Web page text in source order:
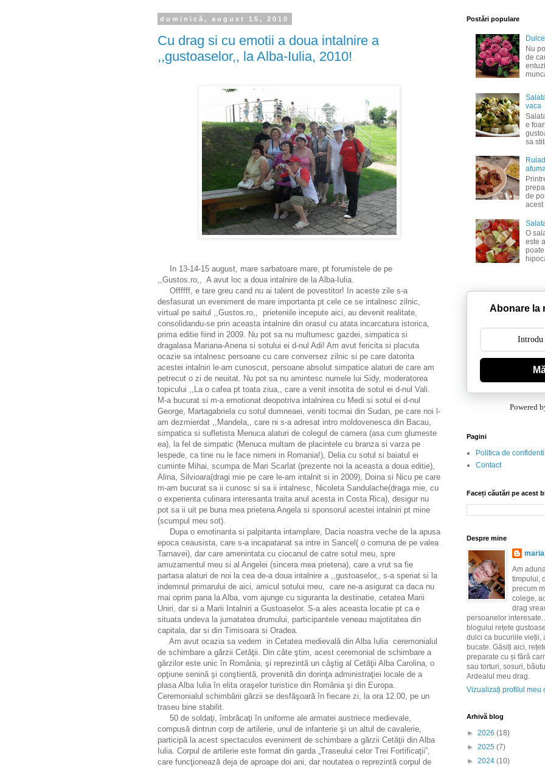
duminică, august 15, 2010
Cu drag si cu emotii a doua intalnire a
,,gustoaselor,, la Alba-Iulia, 2010!
In 13-14-15 august, mare sarbatoare mare, pt forumistele de pe
,,Gustos.ro,, A avut loc a doua intalnire de la Alba-Iulia.
Offffff, e tare greu cand nu ai talent de povestitor! In aceste zile s-a
desfasurat un eveniment de mare importanta pt cele ce se intalnesc zilnic,
virtual pe saitul ,,Gustos.ro,, prieteniile incepute aici, au devenit realitate,
consolidandu-se prin aceasta intalnire din orasul cu atata incarcatura istorica,
prima editie fiind in 2009. Nu pot sa nu multumesc gazdei, simpatica si
dragalasa Mariana-Anena si sotului ei d-nul Adi! Am avut fericita si placuta
ocazie sa intalnesc persoane cu care conversez zilnic si pe care datorita
acestei intalniri le-am cunoscut, persoane absolut simpatice alaturi de care am
petrecut o zi de neuitat. Nu pot sa nu amintesc numele lui Sidy, moderatorea
topicului ,,La o cafea pt toata ziua,, care a venit insotita de sotul ei d-nul Vali.
M-a bucurat si m-a emotionat deopotriva intalnirea cu Medi si sotul ei d-nul
George, Martagabriela cu sotul dumneaei, veniti tocmai din Sudan, pe care noi l-
am dezmierdat ,,Mandela,, care ni s-a adresat intro moldovenesca din Bacau,
simpatica si sufletista Menuca alaturi de colegul de camera (asa cum glumeste
ea), la fel de simpatic (Menuca multam de placintele cu branza si varza pe
lespede, ca tine nu le face nimeni in Romania!), Delia cu sotul si baiatul ei
cuminte Mihai, scumpa de Mari Scarlat (prezente noi la aceasta a doua editie),
Alina, Silvioara(dragi mie pe care le-am intalnit si in 2009), Doina si Nicu pe care
m-am bucurat sa ii cunosc si sa ii intalnesc, Nicoleta Sandulache(draga mie, cu
o experienta culinara interesanta traita anul acesta in Costa Rica), desigur nu
pot sa ii uit pe buna mea prietena Angela si sponsorul acestei intalniri pt mine
(scumpul meu sot).
Dupa o emotinanta si palpitanta intamplare, Dacia noastra veche de la apusa
epoca ceausista, care s-a incapatanat sa intre in Sancel( o comuna de pe valea
Tarnavei), dar care amenintata cu ciocanul de catre sotul meu, spre
amuzamentul meu si al Angelei (sincera mea prietena), care a vrut sa fie
partasa alaturi de noi la cea de-a doua intalnire a ,,gustoaselor,, s-a speriat si la
indemnul primarului de aici, amicul sotului meu, care ne-a asigurat ca daca nu
mai oprim pana la Alba, vom ajunge cu siguranta la destinatie, cetatea Marii
Uniri, dar si a Marii Intalniri a Gustoaselor. S-a ales aceasta locatie pt ca e
situata undeva la jumatatea drumului, participantele veneau majotitatea din
capitala, dar si din Timisoara si Oradea.
Am avut ocazia sa vedem in Cetatea medievală din Alba Iulia ceremonialul
de schimbare a gărzii Cetăţii. Din câte ştim, acest ceremonial de schimbare a
gărzilor este unic în România, şi reprezintă un câştig al Cetăţii Alba Carolina, o
opţiune senină şi conştientă, provenită din dorinţa administraţiei locale de a
plasa Alba Iulia în elita oraşelor turistice din România şi din Europa.
Ceremonialul schimbării gărzii se desfăşoară în fiecare zi, la ora 12.00, pe un
traseu bine stabilit.
50 de soldaţi, îmbrăcaţi în uniforme ale armatei austriece medievale,
compusă dintrun corp de artilerie, unul de infanterie şi un altul de cavalerie,
participă la acest spectaculos eveniment de schimbare a gărzii Cetăţii din Alba
Iulia. Corpul de artilerie este format din garda „Traseului celor Trei Fortificaţii”,
care funcţionează deja de aproape doi ani, dar noutatea o reprezintă corpul de
Postări populare
Nu
de
vaca
e
sa
de
acest
O
este
Abonare la
Powered
Pagini
Politica de
Contact
Faceți căutări pe acest
Despre mine
Am
timpului,
precum
colege,
drag
persoanelor
blogului rețete
dulci ca bucuriile vieții,
bucate. Găsiți aici,
preparate cu și fără
sau torturi, sosuri,
Ardealul meu drag.
Vizualizați profilul meu
Arhivă blog
► 2026 (18)
► 2025 (7)
► 2024 (10)